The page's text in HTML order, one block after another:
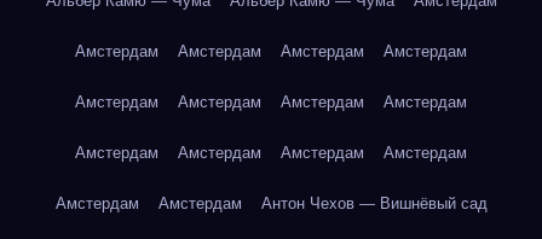
Амстердам Амстердам Амстердам Амстердам
Амстердам Амстердам Амстердам Амстердам
Амстердам Амстердам Амстердам Амстердам
Амстердам Амстердам Антон Чехов — Вишнёвый сад